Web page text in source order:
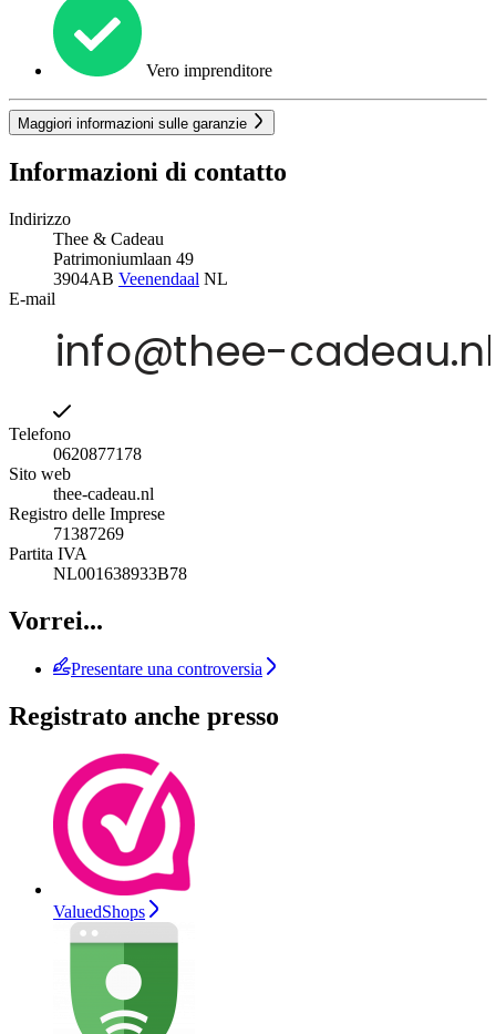
Vero imprenditore
Maggiori informazioni sulle garanzie
Informazioni di contatto
Indirizzo
Thee & Cadeau
Patrimoniumlaan 49
3904AB Veenendaal NL
E-mail
Telefono
0620877178
Sito web
thee-cadeau.nl
Registro delle Imprese
71387269
Partita IVA
NL001638933B78
Vorrei...
Presentare una controversia
Registrato anche presso
ValuedShops